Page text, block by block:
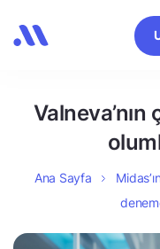
Valneva’nın
Ana Sayfa